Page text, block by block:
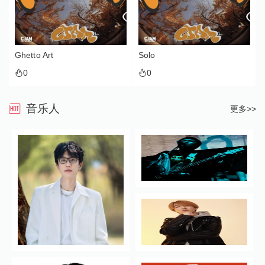
Ghetto Art
0
Solo
0
音乐人 更多>>